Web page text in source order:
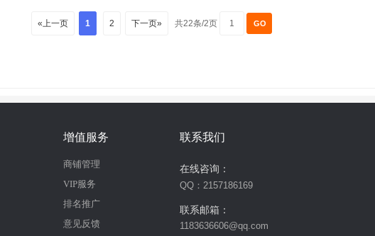
«上一页 1 2 下一页» 共22条/2页
增值服务
商铺管理
VIP服务
排名推广
意见反馈
联系我们
在线咨询：
QQ：2157186169
联系邮箱：
1183636606@qq.com